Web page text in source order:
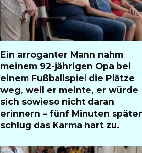
Ein arroganter Mann nahm
meinem 92-jährigen Opa bei
einem Fußballspiel die Plätze
weg, weil er meinte, er würde
sich sowieso nicht daran
erinnern – fünf Minuten später
schlug das Karma hart zu.